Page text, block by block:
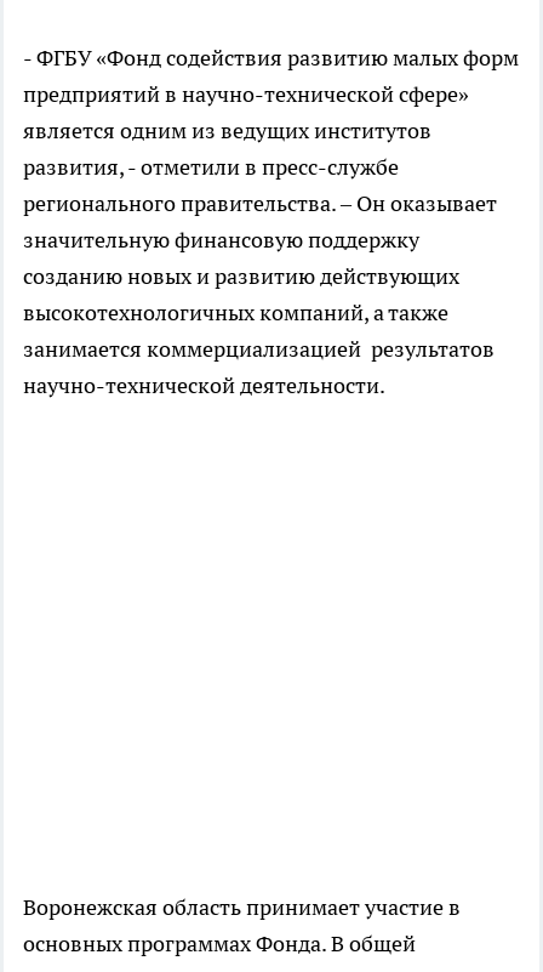
- ФГБУ «Фонд содействия развитию малых форм
предприятий в научно-технической сфере»
является одним из ведущих институтов
развития, - отметили в пресс-службе
регионального правительства. – Он оказывает
значительную финансовую поддержку
созданию новых и развитию действующих
высокотехнологичных компаний, а также
занимается коммерциализацией результатов
научно-технической деятельности.
Воронежская область принимает участие в
основных программах Фонда. В общей